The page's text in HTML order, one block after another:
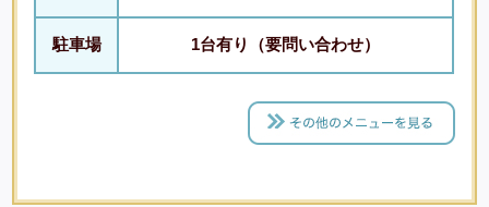
駐車場 1台有り（要問い合わせ）